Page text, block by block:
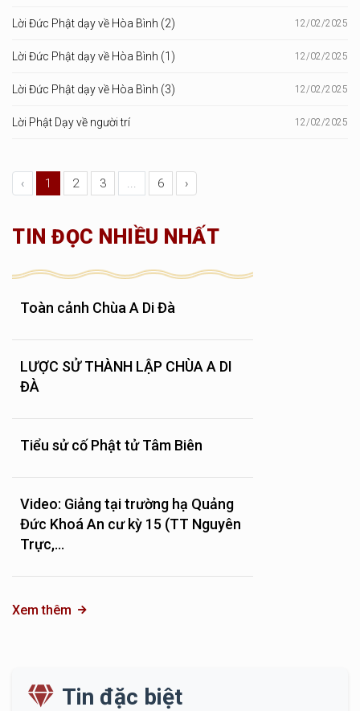
Lời Đức Phật dạy về Hòa Bình (2) 12/02/2025
Lời Đức Phật dạy về Hòa Bình (1) 12/02/2025
Lời Đức Phật dạy về Hòa Bình (3) 12/02/2025
Lời Phật Dạy về người trí 12/02/2025
‹ 1 2 3 ... 6 ›
TIN ĐỌC NHIỀU NHẤT
Toàn cảnh Chùa A Di Đà
LƯỢC SỬ THÀNH LẬP CHÙA A DI
ĐÀ
Tiểu sử cố Phật tử Tâm Biên
Video: Giảng tại trường hạ Quảng
Đức Khoá An cư kỳ 15 (TT Nguyên
Trực,...
Xem thêm
Tin đặc biệt